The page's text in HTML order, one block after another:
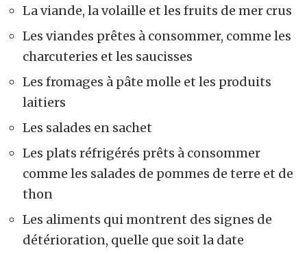
La viande, la volaille et les fruits de mer crus
Les viandes prêtes à consommer, comme les
charcuteries et les saucisses
Les fromages à pâte molle et les produits
laitiers
Les salades en sachet
Les plats réfrigérés prêts à consommer
comme les salades de pommes de terre et de
thon
Les aliments qui montrent des signes de
détérioration, quelle que soit la date